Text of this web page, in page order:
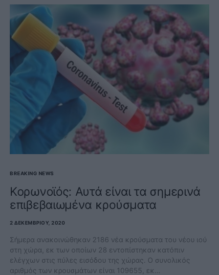
BREAKING NEWS
Κορωνοϊός: Αυτά είναι τα σημερινά
επιβεβαιωμένα κρούσματα
2 ΔΕΚΕΜΒΡΊΟΥ, 2020
Σήμερα ανακοινώθηκαν 2186 νέα κρούσματα του νέου ιού
στη χώρα, εκ των οποίων 28 εντοπίστηκαν κατόπιν
ελέγχων στις πύλες εισόδου της χώρας. Ο συνολικός
αριθμός των κρουσμάτων είναι 109655, εκ…